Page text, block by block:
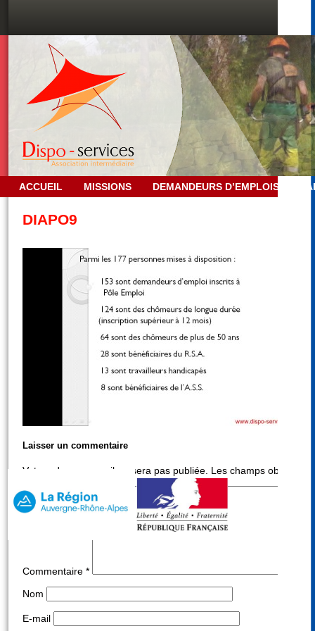
ACCUEIL MISSIONS DEMANDEURS D’EMPLOIS
DIAPO9
Laisser un commentaire
Votre adresse e-mail ne sera pas publiée. Les champs
Commentaire *
Nom
E-mail